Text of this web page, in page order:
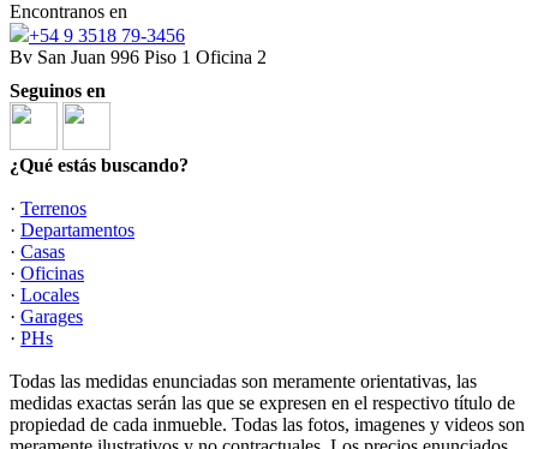
Encontranos en
‪+54 9 3518 79‑3456‬
Bv San Juan 996 Piso 1 Oficina 2
Seguinos en
¿Qué estás buscando?
· Terrenos
· Departamentos
· Casas
· Oficinas
· Locales
· Garages
· PHs
Todas las medidas enunciadas son meramente orientativas, las
medidas exactas serán las que se expresen en el respectivo título de
propiedad de cada inmueble. Todas las fotos, imagenes y videos son